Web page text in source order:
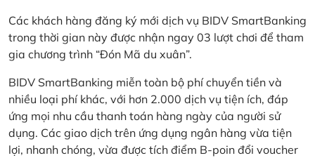
Các khách hàng đăng ký mới dịch vụ BIDV SmartBanking
trong thời gian này được nhận ngay 03 lượt chơi để tham
gia chương trình “Đón Mã du xuân”.
BIDV SmartBanking miễn toàn bộ phí chuyển tiền và
nhiều loại phí khác, với hơn 2.000 dịch vụ tiện ích, đáp
ứng mọi nhu cầu thanh toán hàng ngày của người sử
dụng. Các giao dịch trên ứng dụng ngân hàng vừa tiện
lợi, nhanh chóng, vừa được tích điểm B-poin đổi voucher